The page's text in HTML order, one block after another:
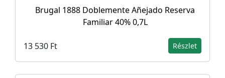
Brugal 1888 Doblemente Añejado Reserva
Familiar 40% 0,7L
13 530 Ft Részlet